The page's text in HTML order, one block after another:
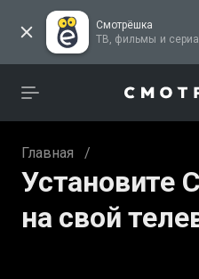
Смотрёшка
ТВ, фильмы и
Главная /
Установите
на свой